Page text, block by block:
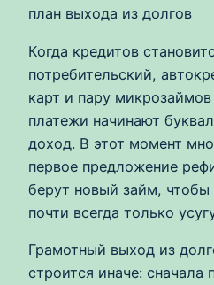
план выхода из долгов
Когда кредитов
потребительский,
карт и пару
платежи начинают
доход. В этот момент
первое предложение
берут новый займ,
почти всегда только
Грамотный выход из
строится иначе: сначала